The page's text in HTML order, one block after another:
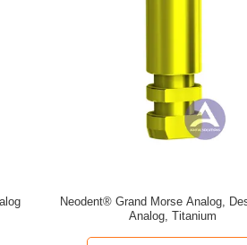
Neodent® Grand Morse Analog,
Analog, Titanium